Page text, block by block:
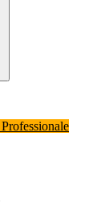
Professionale